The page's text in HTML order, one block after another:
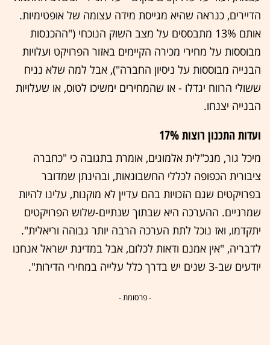
הדיירים, כנראה שהיא מגייסת מידה עצומה של אופטימיות.
אותם 13% מתבססים על מצב השוק הנוכחי ("ההכנסות
מבוססות על מחירי מכירה הקיימים באזור הפרויקט ועלויות
הבנייה מבוססות על ניסיון החברה"), אבל למה שלא נניח
ששולי הרווח יגדלו - או שהמחירים ימשיכו לטוס, או שעלויות
הבנייה יצנחו.
ועדות התכנון רוצות 17%
מיכל גור, מנכ"לית אלמוגים, אומרת בתגובה כי "כחברה
ציבורית הכפופה לכללי החשבונאות, ובהינתן שמדובר
בפרויקטים שגם הזכויות בהם עדיין לא מוקנות, עלינו להיות
שמרניים. ההערכה היא שבתוך שנתיים-שלוש הפרויקטים
יתקדמו, ואז נוכל לתת הערכה הרבה יותר גבוהה וריאלית".
לדבריה, "אין אמנם ודאות לכלום, אבל במדינת ישראל אנחנו
יודעים שב-3 שנים יש בדרך כלל עלייה במחירי הדירות".
- פרסומת -